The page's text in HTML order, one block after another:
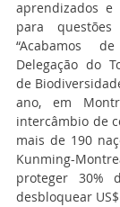
aprendizados e
para
“Acabamos
Delegação do
de
ano, em
intercâmbio de
mais de 190
Kunming-
proteger 30%
desbloquear